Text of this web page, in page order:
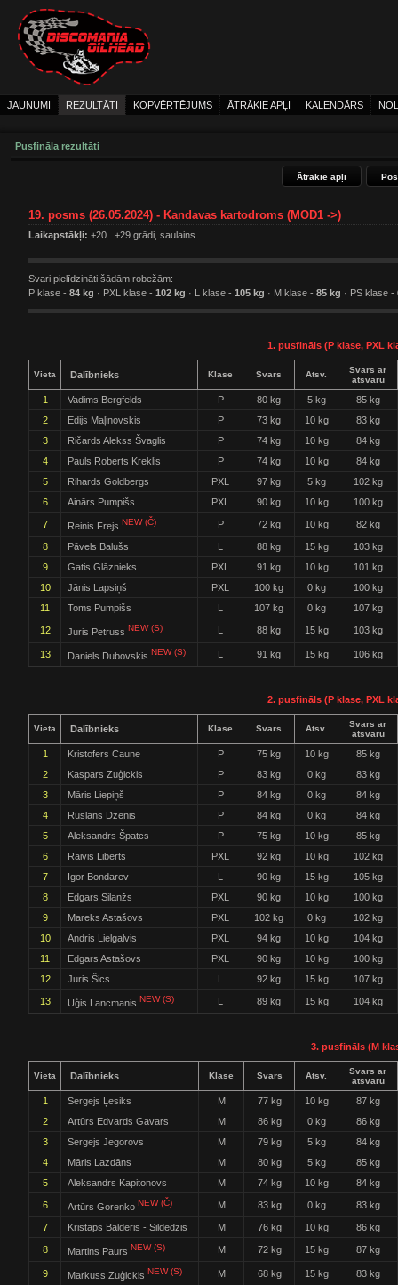
JAUNUMI REZULTĀTI KOPVĒRTĒJUMS ĀTRĀKIE APĻI KALENDĀRS
Pusfināla rezultāti
Ātrākie apļi
19. posms (26.05.2024) - Kandavas kartodroms (MOD1 ->)
Laikapstākļi: +20...+29 grādi, saulains
Svari pielīdzināti šādām robežām:
P klase - 84 kg · PXL klase - 102 kg · L klase - 105 kg · M klase - 85 kg · PS klase -
1. pusfināls (P klase, PXL
Vieta Dalībnieks Klase Svars Atsv.
Svars ar
atsvaru
1 Vadims Bergfelds P 80 kg 5 kg
85 kg
2
Edijs Maļinovskis P 73 kg 10 kg
83 kg
3
Ričards Alekss Švaglis P 74 kg 10 kg
84 kg
4
Pauls Roberts Kreklis P 74 kg 10 kg
84 kg
5
Rihards Goldbergs PXL 97 kg 5 kg
102 kg
6
Ainārs Pumpišs PXL 90 kg 10 kg 100 kg
7 Reinis Frejs NEW (Č) P 72 kg 10 kg 82 kg
8 Pāvels Balušs 88 kg 15 kg
103 kg
9
Gatis Glāznieks PXL 91 kg 10 kg
101 kg
10
Jānis Lapsiņš PXL 100 kg 0 kg
100 kg
11
Toms Pumpišs 107 kg 0 kg 107 kg
12 Juris Petruss NEW (S) 88 kg 15 kg 103 kg
13 Daniels Dubovskis NEW (S) 91 kg 15 kg 106 kg
2. pusfināls (P klase, PXL
Vieta Dalībnieks Klase Svars Atsv.
Svars ar
atsvaru
1 Kristofers Caune P 75 kg 10 kg
85 kg
2
Kaspars Zuģickis P 83 kg 0 kg
83 kg
3
Māris Liepiņš P 84 kg 0 kg
84 kg
4
Ruslans Dzenis P 84 kg 0 kg
84 kg
5
Aleksandrs Špatcs P 75 kg 10 kg
85 kg
6
Raivis Liberts PXL 92 kg 10 kg
102 kg
7
Igor Bondarev 90 kg 15 kg
105 kg
8
Edgars Silanžs PXL 90 kg 10 kg
100 kg
9
Mareks Astašovs PXL 102 kg 0 kg
102 kg
10
Andris Lielgalvis PXL 94 kg 10 kg
104 kg
11
Edgars Astašovs PXL 90 kg 10 kg
100 kg
12
Juris Šics 92 kg 15 kg 107 kg
13 Uģis Lancmanis NEW (S) 89 kg 15 kg 104 kg
3. pusfināls (M
Vieta Dalībnieks Klase Svars Atsv.
Svars ar
atsvaru
1 Sergejs Ļesiks M 77 kg 10 kg
87 kg
2
Artūrs Edvards Gavars M 86 kg 0 kg
86 kg
3
Sergejs Jegorovs M 79 kg 5 kg
84 kg
4
Māris Lazdāns M 80 kg 5 kg
85 kg
5
Aleksandrs Kapitonovs M 74 kg 10 kg 84 kg
6 Artūrs Gorenko NEW (Č) M 83 kg 0 kg 83 kg
7 Kristaps Balderis - Sildedzis M 76 kg 10 kg 86 kg
8 Martins Paurs NEW (S) M 72 kg 15 kg 87 kg
9 Markuss Zuģickis NEW (S) M 68 kg 15 kg 83 kg